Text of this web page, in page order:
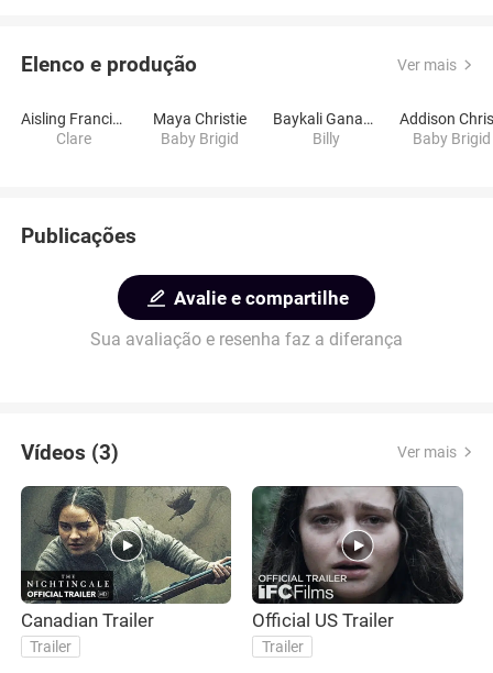
Elenco e produção Ver mais
Aisling Franciosi
Clare
Maya Christie
Baby Brigid
Baykali Ganambarr
Billy
Baby Brigid
Publicações
Avalie e compartilhe
Sua avaliação e resenha faz a diferança
Vídeos (3) Ver mais
Canadian Trailer
Trailer
Official US Trailer
Trailer